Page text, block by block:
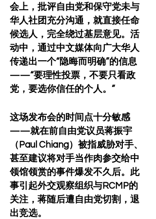
会上，批评自由党和保守党未与
华人社团充分沟通，就直接任命
候选人，完全绕过基层意见。活
动中，通过中文媒体向广大华人
传递出一个“隐晦而明确”的信息
——“要理性投票，不要只看政
党，要选你信任的个人。”
这场发布会的时间点十分敏感
——就在前自由党议员蒋振宇
（Paul Chiang）被指威胁对手、
甚至建议将对手当作肉参交给中
领馆领赏的事件爆发不久后。此
事引起外交观察组织与RCMP的
关注，蒋随后遭自由党切割，退
出竞选。